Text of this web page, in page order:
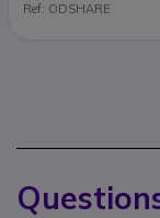
Ref: ODSHARE